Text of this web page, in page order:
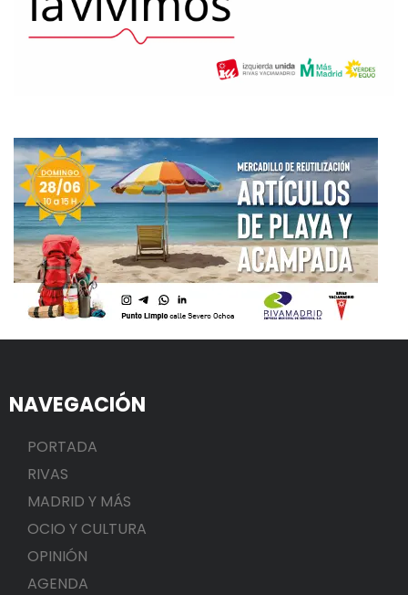
NAVEGACIÓN
PORTADA
RIVAS
MADRID Y MÁS
OCIO Y CULTURA
OPINIÓN
AGENDA